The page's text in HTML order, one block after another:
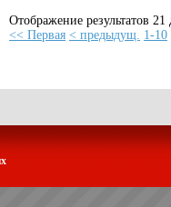
Отображение результатов
<< Первая < предыдущ. 1-10